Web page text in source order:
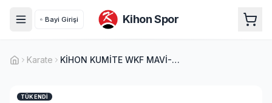
Bayi Girişi Kihon Spor
Karate KİHON KUMİTE WKF MAVİ-KIRMIZI SET
TÜKENDI